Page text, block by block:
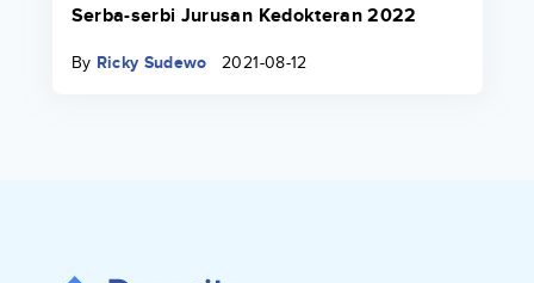
Serba-serbi Jurusan Kedokteran 2022
By Ricky Sudewo 2021-08-12